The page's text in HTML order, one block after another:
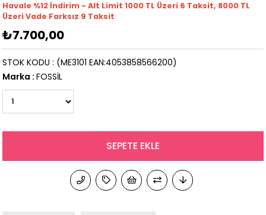
Havale %12 İndirim - Alt Limit 1000 TL Üzeri 6 Taksit, 8000 TL
Üzeri Vade Farksız 9 Taksit
₺7.700,00
(ME3101 EAN:4053858566200)
STOK KODU
Marka : FOSSİL